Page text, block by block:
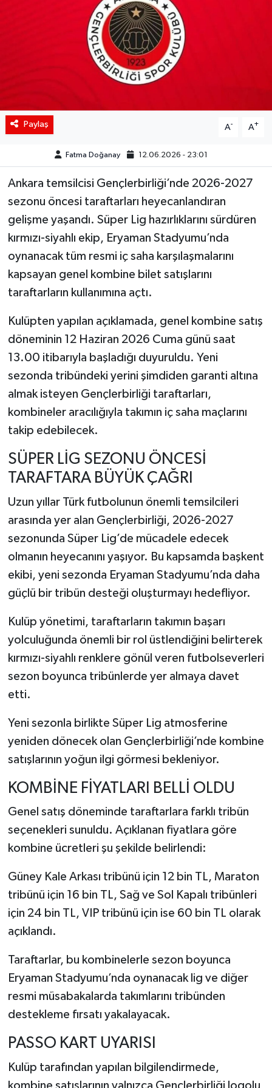
Paylaş A- A+
Fatma Doğanay 12.06.2026 - 23:01
Ankara temsilcisi Gençlerbirliği’nde 2026-2027
sezonu öncesi taraftarları heyecanlandıran
gelişme yaşandı. Süper Lig hazırlıklarını sürdüren
kırmızı-siyahlı ekip, Eryaman Stadyumu’nda
oynanacak tüm resmi iç saha karşılaşmalarını
kapsayan genel kombine bilet satışlarını
taraftarların kullanımına açtı.
Kulüpten yapılan açıklamada, genel kombine satış
döneminin 12 Haziran 2026 Cuma günü saat
13.00 itibarıyla başladığı duyuruldu. Yeni
sezonda tribündeki yerini şimdiden garanti altına
almak isteyen Gençlerbirliği taraftarları,
kombineler aracılığıyla takımın iç saha maçlarını
takip edebilecek.
SÜPER LİG SEZONU ÖNCESİ
TARAFTARA BÜYÜK ÇAĞRI
Uzun yıllar Türk futbolunun önemli temsilcileri
arasında yer alan Gençlerbirliği, 2026-2027
sezonunda Süper Lig’de mücadele edecek
olmanın heyecanını yaşıyor. Bu kapsamda başkent
ekibi, yeni sezonda Eryaman Stadyumu’nda daha
güçlü bir tribün desteği oluşturmayı hedefliyor.
Kulüp yönetimi, taraftarların takımın başarı
yolculuğunda önemli bir rol üstlendiğini belirterek
kırmızı-siyahlı renklere gönül veren futbolseverleri
sezon boyunca tribünlerde yer almaya davet
etti.
Yeni sezonla birlikte Süper Lig atmosferine
yeniden dönecek olan Gençlerbirliği’nde kombine
satışlarının yoğun ilgi görmesi bekleniyor.
KOMBİNE FİYATLARI BELLİ OLDU
Genel satış döneminde taraftarlara farklı tribün
seçenekleri sunuldu. Açıklanan fiyatlara göre
kombine ücretleri şu şekilde belirlendi:
Güney Kale Arkası tribünü için 12 bin TL, Maraton
tribünü için 16 bin TL, Sağ ve Sol Kapalı tribünleri
için 24 bin TL, VIP tribünü için ise 60 bin TL olarak
açıklandı.
Taraftarlar, bu kombinelerle sezon boyunca
Eryaman Stadyumu’nda oynanacak lig ve diğer
resmi müsabakalarda takımlarını tribünden
destekleme fırsatı yakalayacak.
PASSO KART UYARISI
Kulüp tarafından yapılan bilgilendirmede,
kombine satışlarının yalnızca Gençlerbirliği logolu
Yaşam